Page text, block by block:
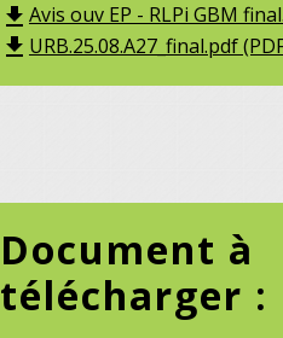
file_download Avis ouv EP - RLPi GBM
file_download URB.25.08.A27_final.pdf
Document à
télécharger :